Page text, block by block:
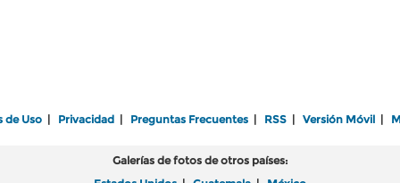
de Uso Privacidad Preguntas Frecuentes RSS Versión Móvil
Galerías de fotos de otros países: